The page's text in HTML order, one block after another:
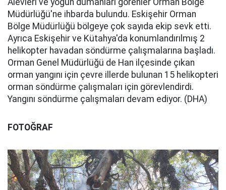
Alevleri ve yoğun dumanları görenler Orman Bölge
Müdürlüğü'ne ihbarda bulundu. Eskişehir Orman
Bölge Müdürlüğü bölgeye çok sayıda ekip sevk etti.
Ayrıca Eskişehir ve Kütahya'da konumlandırılmış 2
helikopter havadan söndürme çalışmalarına başladı.
Orman Genel Müdürlüğü de Han ilçesinde çıkan
orman yangını için çevre illerde bulunan 15 helikopteri
orman söndürme çalışmaları için görevlendirdi.
Yangını söndürme çalışmaları devam ediyor. (DHA)
FOTOĞRAF